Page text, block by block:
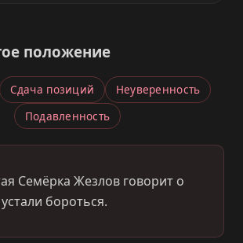
положение
Сдача позиций
Неуверенность
Подавленность
Семёрка Жезлов говорит о
бороться.